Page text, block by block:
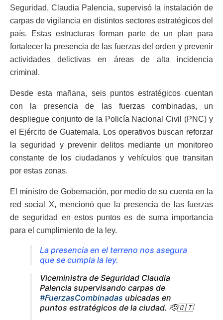
Seguridad, Claudia Palencia, supervisó la instalación de
carpas de vigilancia en distintos sectores estratégicos del
país. Estas estructuras forman parte de un plan para
fortalecer la presencia de las fuerzas del orden y prevenir
actividades delictivas en áreas de alta incidencia
criminal.
Desde esta mañana, seis puntos estratégicos cuentan
con la presencia de las fuerzas combinadas, un
despliegue conjunto de la Policía Nacional Civil (PNC) y
el Ejército de Guatemala. Los operativos buscan reforzar
la seguridad y prevenir delitos mediante un monitoreo
constante de los ciudadanos y vehículos que transitan
por estas zonas.
El ministro de Gobernación, por medio de su cuenta en la
red social X, mencionó que la presencia de las fuerzas
de seguridad en estos puntos es de suma importancia
para el cumplimiento de la ley.
La presencia en el terreno nos asegura
que se cumpla la ley.
Viceministra de Seguridad Claudia
Palencia supervisando carpas de
#FuerzasCombinadas ubicadas en
puntos estratégicos de la ciudad. 🫡🇬🇹